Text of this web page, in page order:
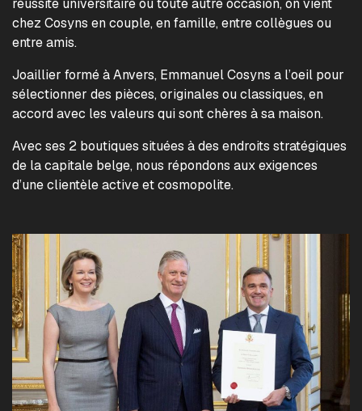
réussite universitaire ou toute autre occasion, on vient
chez Cosyns en couple, en famille, entre collègues ou
entre amis.
Joaillier formé à Anvers, Emmanuel Cosyns a l’oeil pour
sélectionner des pièces, originales ou classiques, en
accord avec les valeurs qui sont chères à sa maison.
Avec ses 2 boutiques situées à des endroits stratégiques
de la capitale belge, nous répondons aux exigences
d’une clientèle active et cosmopolite.